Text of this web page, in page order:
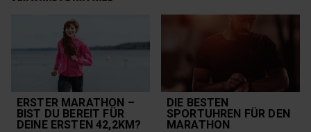
ERSTER MARATHON –
BIST DU BEREIT FÜR
DEINE ERSTEN 42,2KM?
DIE BESTEN
SPORTUHREN FÜR DEN
MARATHON